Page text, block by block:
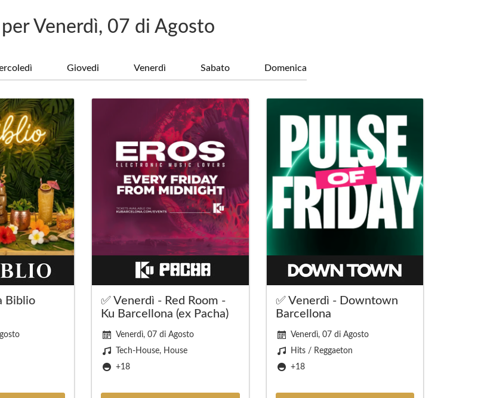
per Venerdì, 07 di Agosto
Giovedi Venerdì Sabato Domenica
Biblio
✅ Venerdì - Red Room -
Ku Barcellona (ex Pacha)
Venerdì, 07 di Agosto
Tech-House, House
+18
✅ Venerdì - Downtown
Barcellona
Venerdì, 07 di Agosto
Hits / Reggaeton
+18